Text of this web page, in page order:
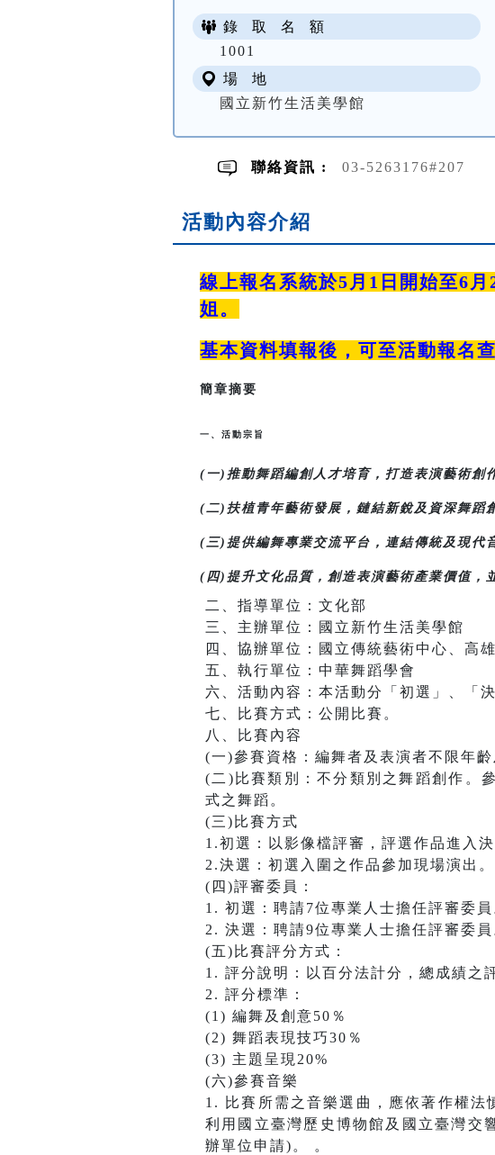
錄 取 名 額
1001
場 地
國立新竹生活美學館
聯絡資訊 : 03-5263176#207
活動內容介紹
線上報名系統於5月1日開始至6
姐。
基本資料填報後，可至活動報名
簡章摘要
一、活動宗旨
(一)推動舞蹈編創⼈才培育，打造表演藝術創
(二)扶植⻘年藝術發展，鏈結新銳及資深舞蹈
(三)提供編舞專業交流平台，連結傳統及現代
(四)提升⽂化品質，創造表演藝術產業價值，
二、指導單位：文化部
三、主辦單位：國立新竹生活美學館
四、協辦單位：國立傳統藝術中心、高
五、執行單位：中華舞蹈學會
六、活動內容：本活動分「初選」、「
七、比賽方式：公開比賽。
八、比賽內容
(一)參賽資格：編舞者及表演者不限年齡
(二)比賽類別：不分類別之舞蹈創作。
式之舞蹈。
(三)比賽方式
1.初選：以影像檔評審，評選作品進入決
2.決選：初選入圍之作品參加現場演出。
(四)評審委員：
1. 初選：聘請7位專業人士擔任評審委員
2. 決選：聘請9位專業人士擔任評審委員
(五)比賽評分方式：
1. 評分說明：以百分法計分，總成績之
2. 評分標準：
(1) 編舞及創意50％
(2) 舞蹈表現技巧30％
(3) 主題呈現20%
(六)參賽音樂
1. 比賽所需之音樂選曲，應依著作權
利用國立臺灣歷史博物館及國立臺灣交
辦單位申請)。 。